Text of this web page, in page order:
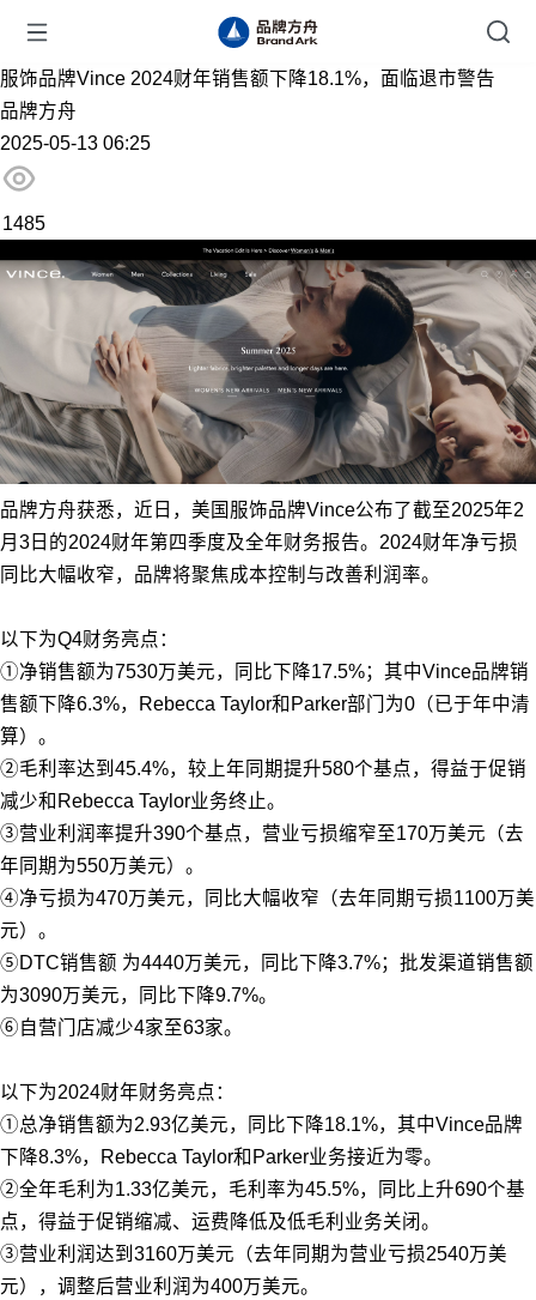
服饰品牌Vince 2024财年销售额下降18.1%，面临退市警告
品牌方舟
2025-05-13 06:25
1485
品牌方舟获悉，近日，美国服饰品牌Vince公布了截至2025年2
月3日的2024财年第四季度及全年财务报告。2024财年净亏损
同比大幅收窄，品牌将聚焦成本控制与改善利润率。
以下为Q4财务亮点：
①净销售额为7530万美元，同比下降17.5%；其中Vince品牌销
售额下降6.3%，Rebecca Taylor和Parker部门为0（已于年中清
算）。
②毛利率达到45.4%，较上年同期提升580个基点，得益于促销
减少和Rebecca Taylor业务终止。
③营业利润率提升390个基点，营业亏损缩窄至170万美元（去
年同期为550万美元）。
④净亏损为470万美元，同比大幅收窄（去年同期亏损1100万美
元）。
⑤DTC销售额 为4440万美元，同比下降3.7%；批发渠道销售额
为3090万美元，同比下降9.7%。
⑥自营门店减少4家至63家。
以下为2024财年财务亮点：
①总净销售额为2.93亿美元，同比下降18.1%，其中Vince品牌
下降8.3%，Rebecca Taylor和Parker业务接近为零。
②全年毛利为1.33亿美元，毛利率为45.5%，同比上升690个基
点，得益于促销缩减、运费降低及低毛利业务关闭。
③营业利润达到3160万美元（去年同期为营业亏损2540万美
元），调整后营业利润为400万美元。